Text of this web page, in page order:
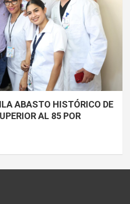
ABASTO HISTÓRICO DE
AL 85 POR